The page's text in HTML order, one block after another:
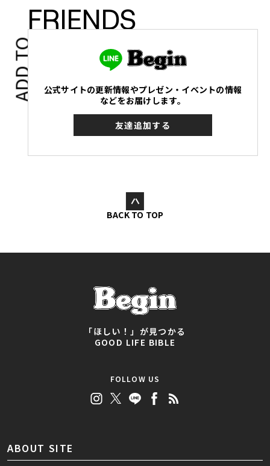
ADD TO
FRIENDS
公式サイトの更新情報やプレゼン・イベントの情報
などをお届けします。
友達追加する
BACK TO TOP
「ほしい！」が見つかる
GOOD LIFE BIBLE
FOLLOW US
ABOUT SITE